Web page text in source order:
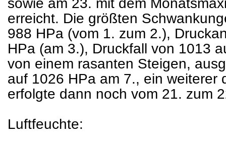
sowie am 23. mit dem
erreicht. Die größten
988 HPa (vom 1. zum 2.),
HPa (am 3.), Druckfall von 1013
von einem rasanten Steigen,
auf 1026 HPa am 7., ein weiterer
erfolgte dann noch vom 21. zum
Luftfeuchte: